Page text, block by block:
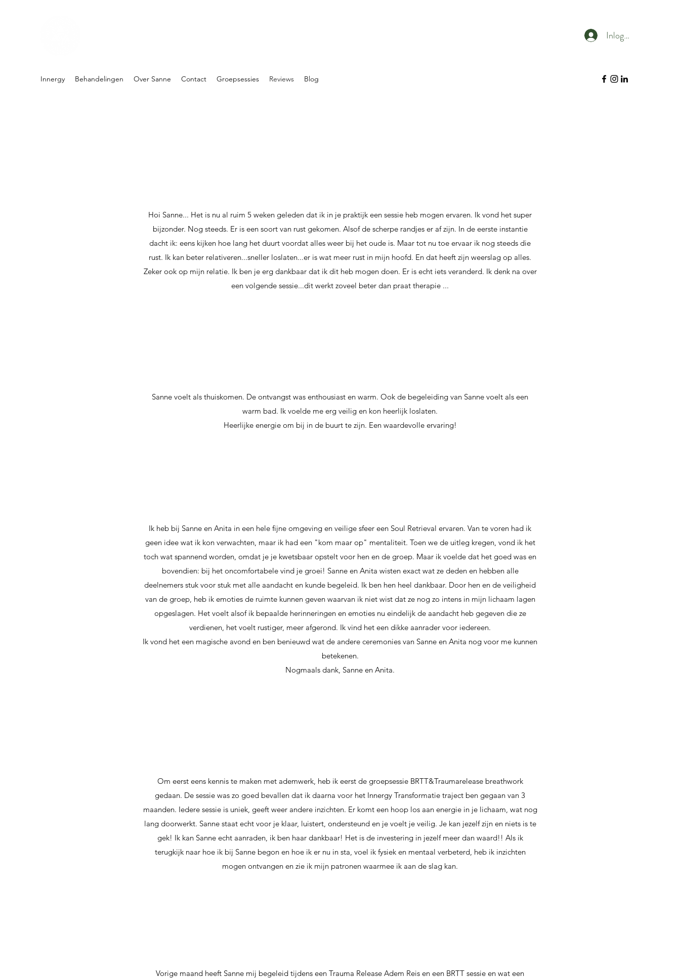
Inloggen
Innergy Behandelingen Over Sanne Contact Groepsessies Reviews Blog
Hoi Sanne... Het is nu al ruim 5 weken geleden dat ik in je praktijk een sessie heb mogen ervaren. Ik vond het super
bijzonder. Nog steeds. Er is een soort van rust gekomen. Alsof de scherpe randjes er af zijn. In de eerste instantie
dacht ik: eens kijken hoe lang het duurt voordat alles weer bij het oude is. Maar tot nu toe ervaar ik nog steeds die
rust. Ik kan beter relativeren...sneller loslaten...er is wat meer rust in mijn hoofd. En dat heeft zijn weerslag op alles.
Zeker ook op mijn relatie. Ik ben je erg dankbaar dat ik dit heb mogen doen. Er is echt iets veranderd. Ik denk na over
een volgende sessie...dit werkt zoveel beter dan praat therapie ...
Sanne voelt als thuiskomen. De ontvangst was enthousiast en warm. Ook de begeleiding van Sanne voelt als een
warm bad. Ik voelde me erg veilig en kon heerlijk loslaten.
Heerlijke energie om bij in de buurt te zijn. Een waardevolle ervaring!
Ik heb bij Sanne en Anita in een hele fijne omgeving en veilige sfeer een Soul Retrieval ervaren. Van te voren had ik
geen idee wat ik kon verwachten, maar ik had een "kom maar op" mentaliteit. Toen we de uitleg kregen, vond ik het
toch wat spannend worden, omdat je je kwetsbaar opstelt voor hen en de groep. Maar ik voelde dat het goed was en
bovendien: bij het oncomfortabele vind je groei! Sanne en Anita wisten exact wat ze deden en hebben alle
deelnemers stuk voor stuk met alle aandacht en kunde begeleid. Ik ben hen heel dankbaar. Door hen en de veiligheid
van de groep, heb ik emoties de ruimte kunnen geven waarvan ik niet wist dat ze nog zo intens in mijn lichaam lagen
opgeslagen. Het voelt alsof ik bepaalde herinneringen en emoties nu eindelijk de aandacht heb gegeven die ze
verdienen, het voelt rustiger, meer afgerond. Ik vind het een dikke aanrader voor iedereen.
Ik vond het een magische avond en ben benieuwd wat de andere ceremonies van Sanne en Anita nog voor me kunnen
betekenen.
Nogmaals dank, Sanne en Anita.
Om eerst eens kennis te maken met ademwerk, heb ik eerst de groepsessie BRTT&Traumarelease breathwork
gedaan. De sessie was zo goed bevallen dat ik daarna voor het Innergy Transformatie traject ben gegaan van 3
maanden. Iedere sessie is uniek, geeft weer andere inzichten. Er komt een hoop los aan energie in je lichaam, wat nog
lang doorwerkt. Sanne staat echt voor je klaar, luistert, ondersteund en je voelt je veilig. Je kan jezelf zijn en niets is te
gek! Ik kan Sanne echt aanraden, ik ben haar dankbaar! Het is de investering in jezelf meer dan waard!! Als ik
terugkijk naar hoe ik bij Sanne begon en hoe ik er nu in sta, voel ik fysiek en mentaal verbeterd, heb ik inzichten
mogen ontvangen en zie ik mijn patronen waarmee ik aan de slag kan.
Vorige maand heeft Sanne mij begeleid tijdens een Trauma Release Adem Reis en een BRTT sessie en wat een